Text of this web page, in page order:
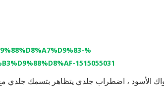
الأسود ، اضطراب جلدي يتظاهر بتسمك جلدي